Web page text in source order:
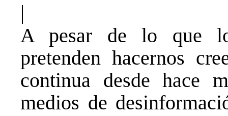
|
A pesar de lo que
pretenden hacernos
continua desde hace
medios de